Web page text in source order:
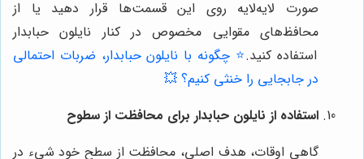
صورت لایه‌لایه روی این قسمت‌ها قرار دهید یا از
محافظ‌های مقوایی مخصوص در کنار نایلون حبابدار
استفاده کنید.⭐️ چگونه با نایلون حبابدار، ضربات احتمالی
در جابجایی را خنثی کنیم؟ 💥
استفاده از نایلون حبابدار برای محافظت از سطوح
گاهی اوقات، هدف اصلی، محافظت از سطح خود شیء در